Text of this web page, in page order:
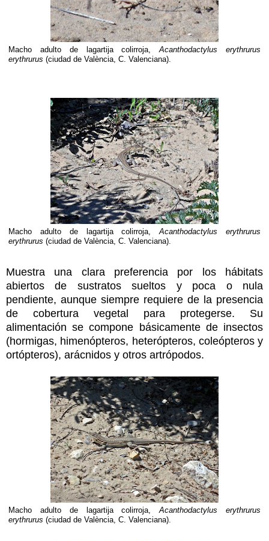
Macho adulto de lagartija colirroja,Acanthodactylus erythrurus
erythrurus (ciudad de València, C. Valenciana).
Macho adulto de lagartija colirroja,Acanthodactylus erythrurus
erythrurus (ciudad de València, C. Valenciana).
Muestra una clara preferencia por los hábitats
abiertos de sustratos sueltos y poca o nula
pendiente, aunque siempre requiere de la presencia
de cobertura vegetal para protegerse. Su
alimentación se compone básicamente de insectos
(hormigas, himenópteros, heterópteros, coleópteros y
ortópteros), arácnidos y otros artrópodos.
Macho adulto de lagartija colirroja,Acanthodactylus erythrurus
erythrurus (ciudad de València, C. Valenciana).